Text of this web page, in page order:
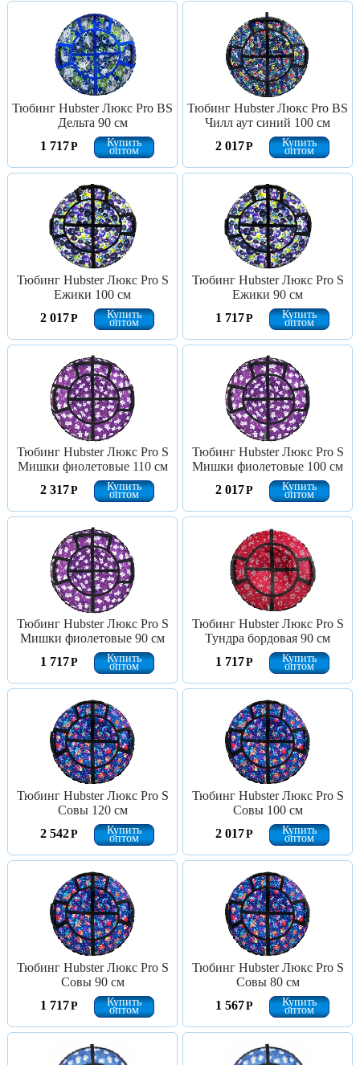
Тюбинг Hubster Люкс Pro BS
Дельта 90 см
1 717Р Купить
оптом
Тюбинг Hubster Люкс Pro BS
Чилл аут синий 100 см
2 017Р Купить
оптом
Тюбинг Hubster Люкс Pro S
Ежики 100 см
2 017Р Купить
оптом
Тюбинг Hubster Люкс Pro S
Ежики 90 см
1 717Р Купить
оптом
Тюбинг Hubster Люкс Pro S
Мишки фиолетовые 110 см
2 317Р Купить
оптом
Тюбинг Hubster Люкс Pro S
Мишки фиолетовые 100 см
2 017Р Купить
оптом
Тюбинг Hubster Люкс Pro S
Мишки фиолетовые 90 см
1 717Р Купить
оптом
Тюбинг Hubster Люкс Pro S
Тундра бордовая 90 см
1 717Р Купить
оптом
Тюбинг Hubster Люкс Pro S
Совы 120 см
2 542Р Купить
оптом
Тюбинг Hubster Люкс Pro S
Совы 100 см
2 017Р Купить
оптом
Тюбинг Hubster Люкс Pro S
Совы 90 см
1 717Р Купить
оптом
Тюбинг Hubster Люкс Pro S
Совы 80 см
1 567Р Купить
оптом